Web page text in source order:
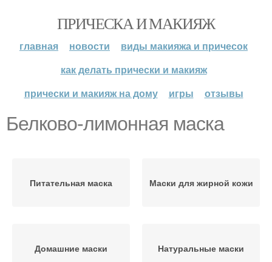
ПРИЧЕСКА И МАКИЯЖ
главная новости
виды макияжа и причесок
как делать прически и макияж
прически и макияж на дому
игры отзывы
Белково-лимонная маска
Питательная маска Маски для жирной кожи
Домашние маски Натуральные маски